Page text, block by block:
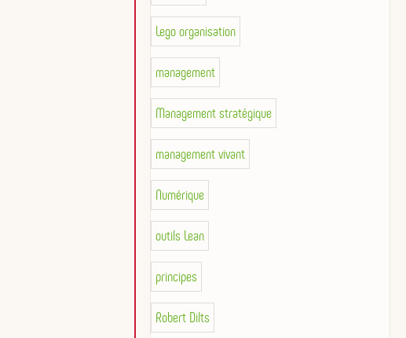
Lego organisation
management
Management stratégique
management vivant
Numérique
outils Lean
principes
Robert Dilts